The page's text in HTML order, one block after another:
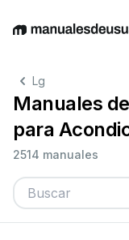
EnglishDeutsch
Lg
Manuales
para
2514 manuales